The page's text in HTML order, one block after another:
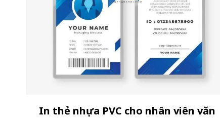
In thẻ nhựa PVC cho nhân viên văn